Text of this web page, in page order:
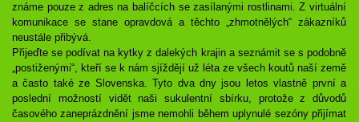
známe pouze z adres na balíčcích se zasílanými rostlinami. Z virtuální
komunikace se stane opravdová a těchto „zhmotnělých“ zákazníků
neustále přibývá.
Přijeďte se podívat na kytky z dalekých krajin a seznámit se s podobně
„postiženými“, kteří se k nám sjíždějí už léta ze všech koutů naší země
a často také ze Slovenska. Tyto dva dny jsou letos vlastně první a
poslední možností vidět naši sukulentní sbírku, protože z důvodů
časového zaneprázdnění jsme nemohli během uplynulé sezóny přijímat